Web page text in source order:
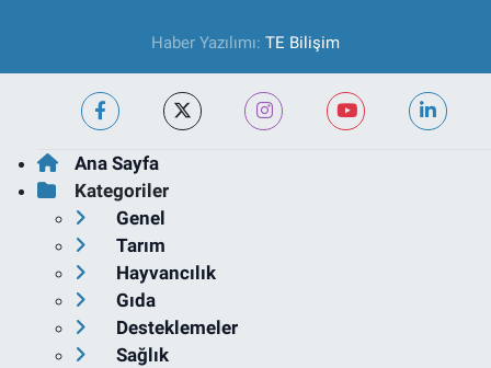
Haber Yazılımı: TE Bilişim
Ana Sayfa
Kategoriler
Genel
Tarım
Hayvancılık
Gıda
Desteklemeler
Sağlık